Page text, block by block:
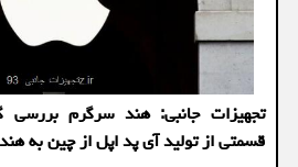
تجهیزات جانبی: هند سرگرم بررسی
قسمتی از تولید آی پد اپل از چین به